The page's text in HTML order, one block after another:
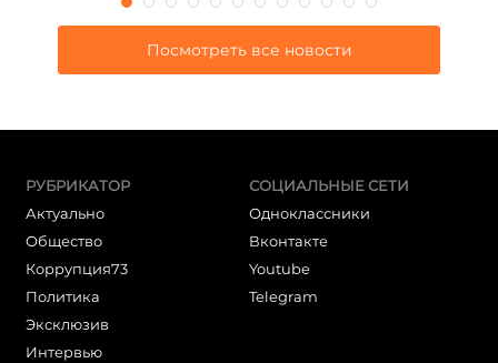
Посмотреть все новости
РУБРИКАТОР
Актуально
Общество
Коррупция73
Политика
Эксклюзив
Интервью
СОЦИАЛЬНЫЕ СЕТИ
Одноклассники
Вконтакте
Youtube
Telegram